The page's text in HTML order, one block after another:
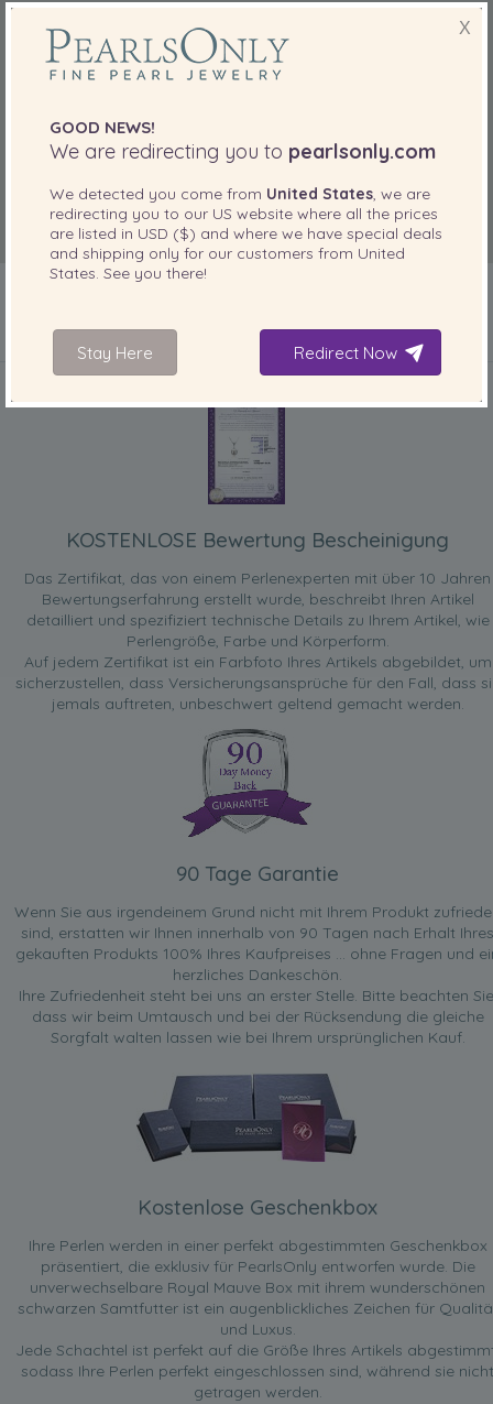
IN IHREM PRODUKT ENTHALTEN
KOSTENLOSE Bewertung Bescheinigung
Das Zertifikat, das von einem Perlenexperten mit über 10 Jahren
Bewertungserfahrung erstellt wurde, beschreibt Ihren Artikel
detailliert und spezifiziert technische Details zu Ihrem Artikel, wie
Perlengröße, Farbe und Körperform.
Auf jedem Zertifikat ist ein Farbfoto Ihres Artikels abgebildet, um
sicherzustellen, dass Versicherungsansprüche für den Fall, dass
jemals auftreten, unbeschwert geltend gemacht werden.
90 Tage Garantie
Wenn Sie aus irgendeinem Grund nicht mit Ihrem Produkt
sind, erstatten wir Ihnen innerhalb von 90 Tagen nach Erhalt Ihres
gekauften Produkts 100% Ihres Kaufpreises ... ohne Fragen und
herzliches Dankeschön.
Ihre Zufriedenheit steht bei uns an erster Stelle. Bitte beachten
dass wir beim Umtausch und bei der Rücksendung die gleiche
Sorgfalt walten lassen wie bei Ihrem ursprünglichen Kauf.
Kostenlose Geschenkbox
Ihre Perlen werden in einer perfekt abgestimmten Geschenkbox
präsentiert, die exklusiv für PearlsOnly entworfen wurde. Die
unverwechselbare Royal Mauve Box mit ihrem wunderschönen
schwarzen Samtfutter ist ein augenblickliches Zeichen für
und Luxus.
Jede Schachtel ist perfekt auf die Größe Ihres Artikels
sodass Ihre Perlen perfekt eingeschlossen sind, während sie nicht
getragen werden.
X
GOOD NEWS!
We are redirecting you to pearlsonly.com
We detected you come from United States , we are
redirecting you to our US website where all the prices
are listed in USD ($) and where we have special deals
and shipping only for our customers from United
States . See you there!
Stay Here Redirect Now